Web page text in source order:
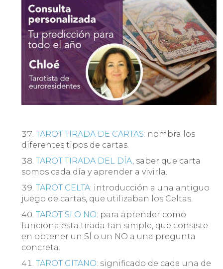
TAROT TIRADA DE CARTAS: nombra los
diferentes tipos de cartas.
TAROT TIRADA DEL DÍA, saber que carta
somos cada día y aprender a vivirla.
TAROT CELTA: introducción a una antiguo
juego de cartas, que utilizaban los Celtas.
TAROT SI O NO: para aprender como
funciona esta tirada tan simple, que consiste
en obtener un SÍ o un NO a una pregunta
concreta.
TAROT GITANO: significado de cada una de